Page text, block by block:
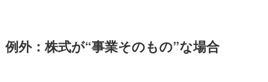
例外：株式が“事業そのもの”な場合